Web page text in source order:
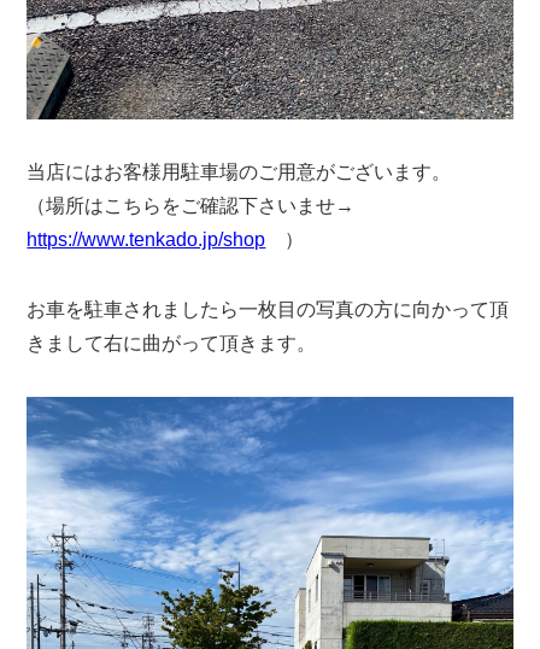
当店にはお客様用駐車場のご用意がございます。
（場所はこちらをご確認下さいませ→
https://www.tenkado.jp/shop ）
お車を駐車されましたら一枚目の写真の方に向かって頂
きまして右に曲がって頂きます。